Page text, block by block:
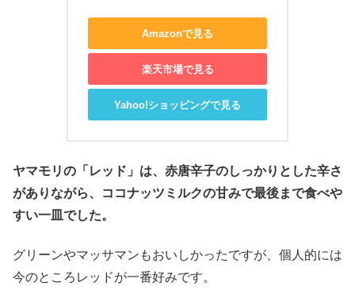
Amazonで見る
楽天市場で見る
Yahoo!ショッピングで見る
ヤマモリの「レッド」は、赤唐辛子のしっかりとした辛さ
がありながら、ココナッツミルクの甘みで最後まで食べや
すい一皿でした。
グリーンやマッサマンもおいしかったですが、個人的には
今のところレッドが一番好みです。